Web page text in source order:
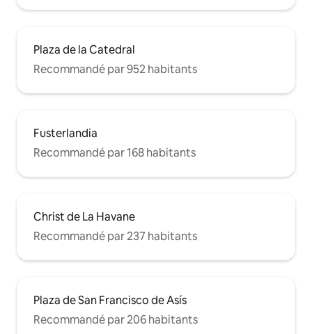
Plaza de la Catedral
Recommandé par 952 habitants
Fusterlandia
Recommandé par 168 habitants
Christ de La Havane
Recommandé par 237 habitants
Plaza de San Francisco de Asís
Recommandé par 206 habitants